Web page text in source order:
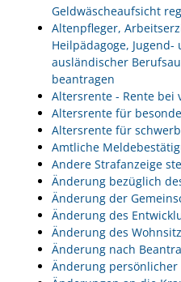
Geldwäscheaufsicht
Altenpfleger,
Heilpädagoge,
ausländischer
beantragen
Altersrente - Rente bei
Altersrente für
Altersrente für
Amtliche
Andere Strafanzeige
Änderung bezüglich
Änderung der
Änderung des
Änderung des
Änderung nach
Änderung